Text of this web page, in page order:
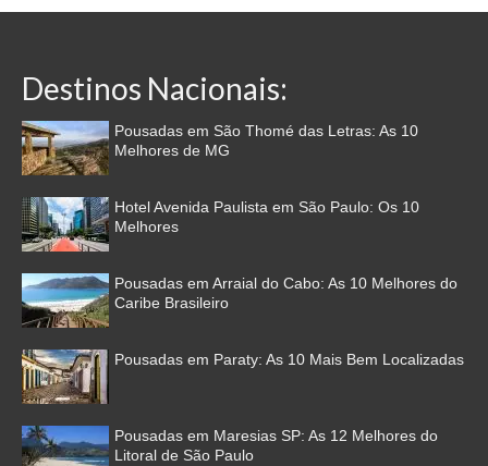
Destinos Nacionais:
Pousadas em São Thomé das Letras: As 10
Melhores de MG
Hotel Avenida Paulista em São Paulo: Os 10
Melhores
Pousadas em Arraial do Cabo: As 10 Melhores do
Caribe Brasileiro
Pousadas em Paraty: As 10 Mais Bem Localizadas
Pousadas em Maresias SP: As 12 Melhores do
Litoral de São Paulo